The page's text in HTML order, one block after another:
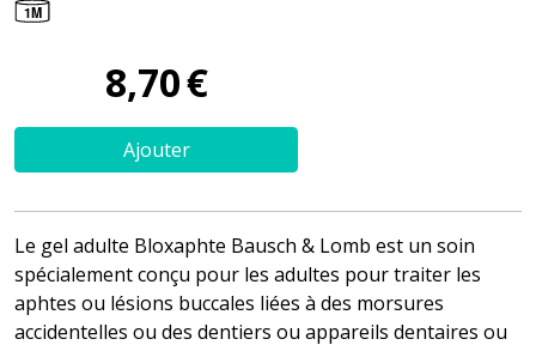
1M
8,70€
Ajouter
Le gel adulte Bloxaphte Bausch & Lomb est un soin
spécialement conçu pour les adultes pour traiter les
aphtes ou lésions buccales liées à des morsures
accidentelles ou des dentiers ou appareils dentaires ou